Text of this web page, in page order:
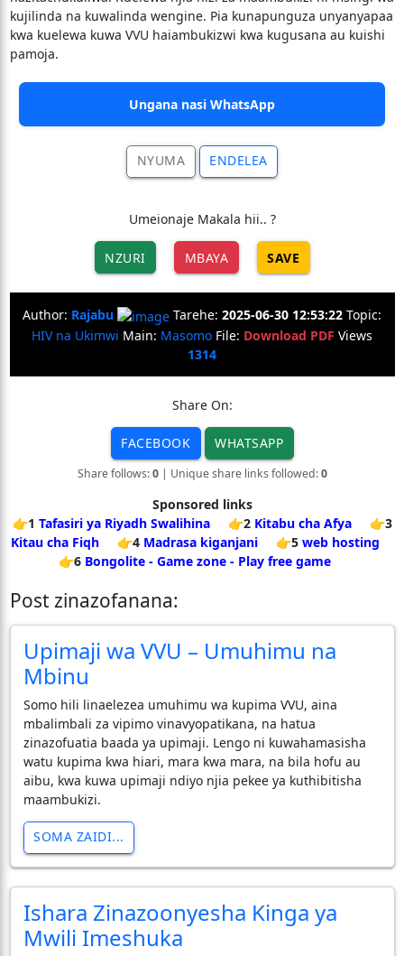
kujilinda na kuwalinda wengine. Pia kunapunguza unyanyapaa
kwa kuelewa kuwa VVU haiambukizwi kwa kugusana au kuishi
pamoja.
Ungana nasi WhatsApp
NYUMA ENDELEA
Umeionaje Makala hii.. ?
NZURI MBAYA SAVE
Author: Rajabu Tarehe: 2025-06-30 12:53:22 Topic:
HIV na Ukimwi Main: Masomo File: Download PDF Views
1314
Share On:
FACEBOOK WHATSAPP
Share follows:0| Unique share links followed:0
Sponsored links
👉1 Tafasiri ya Riyadh Swalihina 👉2 Kitabu cha Afya
👉3
Kitau cha Fiqh
👉4 Madrasa kiganjani 👉5 web hosting
👉6 Bongolite - Game zone - Play free game
Post zinazofanana:
Upimaji wa VVU – Umuhimu na
Mbinu
Somo hili linaelezea umuhimu wa kupima VVU, aina
mbalimbali za vipimo vinavyopatikana, na hatua
zinazofuatia baada ya upimaji. Lengo ni kuwahamasisha
watu kupima kwa hiari, mara kwa mara, na bila hofu au
aibu, kwa kuwa upimaji ndiyo njia pekee ya kuthibitisha
maambukizi.
SOMA ZAIDI...
Ishara Zinazoonyesha Kinga ya
Mwili Imeshuka